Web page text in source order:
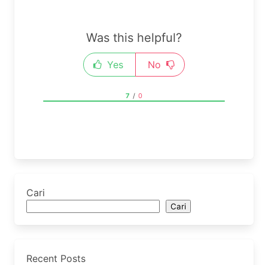
Was this helpful?
Yes No
7 / 0
Cari
Cari
Recent Posts